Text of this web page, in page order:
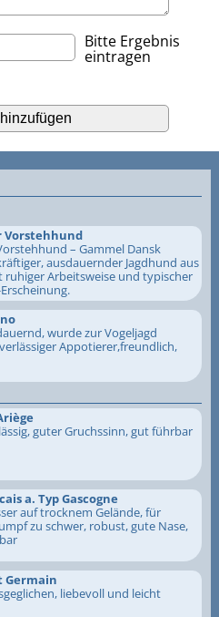
Bitte Ergebnis
eintragen
Vorstehhund
– Gammel Dansk
ausdauernder Jagdhund aus
ruhiger Arbeitsweise und typischer
wurde zur Vogeljagd
Appotierer,freundlich,
guter Gruchssinn, gut führbar
a. Typ Gascogne
auf trocknem Gelände, für
zu schwer, robust, gute Nase,
Germain
liebevoll und leicht